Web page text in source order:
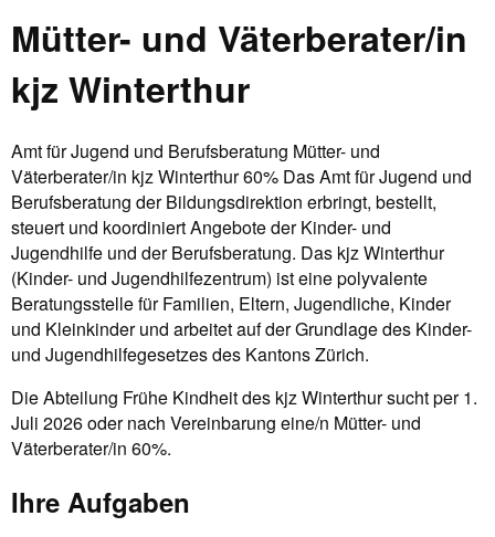
Mütter- und Väterberater/in
kjz Winterthur
Amt für Jugend und Berufsberatung Mütter- und
Väterberater/in kjz Winterthur 60% Das Amt für Jugend und
Berufsberatung der Bildungsdirektion erbringt, bestellt,
steuert und koordiniert Angebote der Kinder- und
Jugendhilfe und der Berufsberatung. Das kjz Winterthur
(Kinder- und Jugendhilfezentrum) ist eine polyvalente
Beratungsstelle für Familien, Eltern, Jugendliche, Kinder
und Kleinkinder und arbeitet auf der Grundlage des Kinder-
und Jugendhilfegesetzes des Kantons Zürich.
Die Abteilung Frühe Kindheit des kjz Winterthur sucht per 1.
Juli 2026 oder nach Vereinbarung eine/n Mütter- und
Väterberater/in 60%.
Ihre Aufgaben